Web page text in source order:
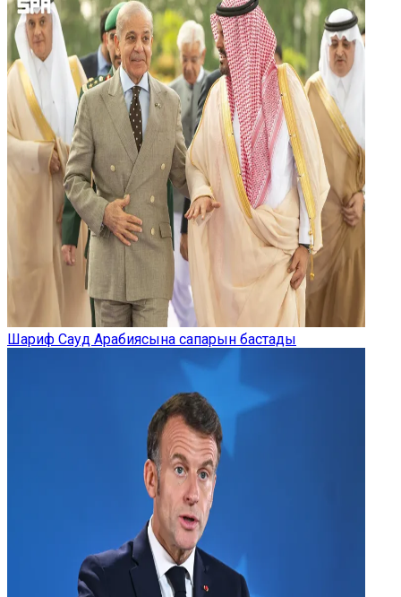
Шариф Сауд Арабиясына сапарын бастады